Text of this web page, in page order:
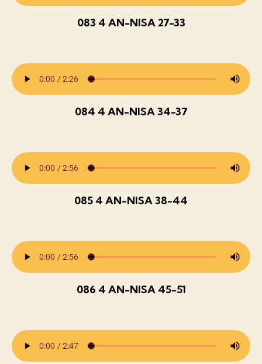
083 4 AN-NISA 27-33
084 4 AN-NISA 34-37
085 4 AN-NISA 38-44
086 4 AN-NISA 45-51